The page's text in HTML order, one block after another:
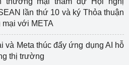
lần thứ 10 và ký Thỏa thuận
với META
và Meta thúc đẩy ứng dụng AI hỗ
thị trường